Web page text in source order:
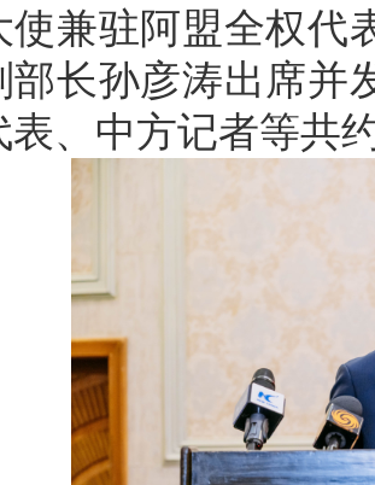
使兼驻阿盟全权代
部长孙彦涛出席并
表、中方记者等共